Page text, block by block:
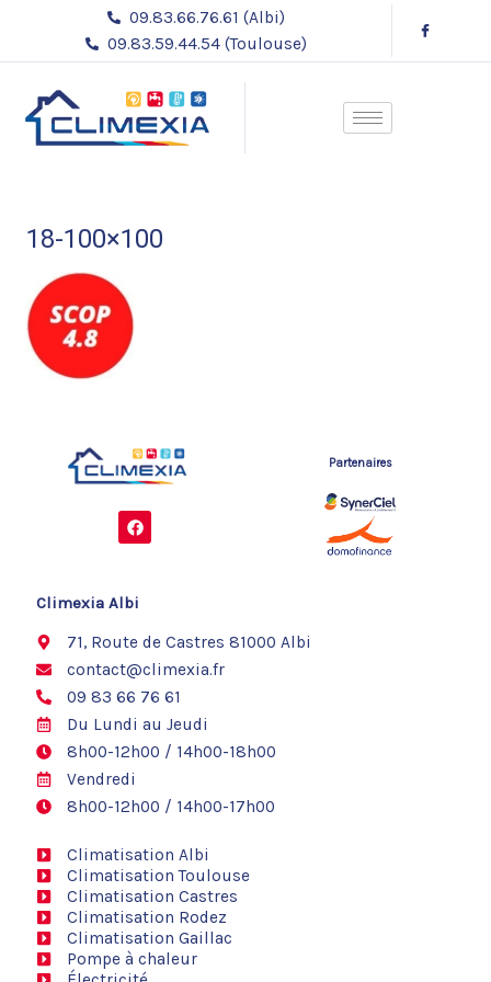
contenu
09.83.66.76.61 (Albi)
09.83.59.44.54 (Toulouse)
18-100×100
F
a
c
o
Partenaires
Climexia Albi
71, Route de Castres 81000 Albi
contact@climexia.fr
09 83 66 76 61
Du Lundi au Jeudi
8h00-12h00 / 14h00-18h00
Vendredi
8h00-12h00 / 14h00-17h00
Climatisation Albi
Climatisation Toulouse
Climatisation Castres
Climatisation Rodez
Climatisation Gaillac
Pompe à chaleur